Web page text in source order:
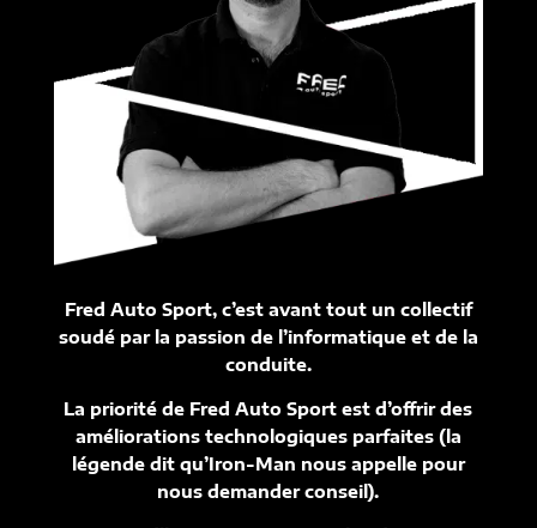
Fred Auto Sport, c’est avant tout un collectif
soudé par la passion de l’informatique et de la
conduite.
La priorité de Fred Auto Sport est d’offrir des
améliorations technologiques parfaites (la
légende dit qu’Iron-Man nous appelle pour
nous demander conseil).